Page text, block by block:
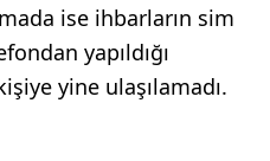
ise ihbarların sim
yapıldığı
yine ulaşılamadı.